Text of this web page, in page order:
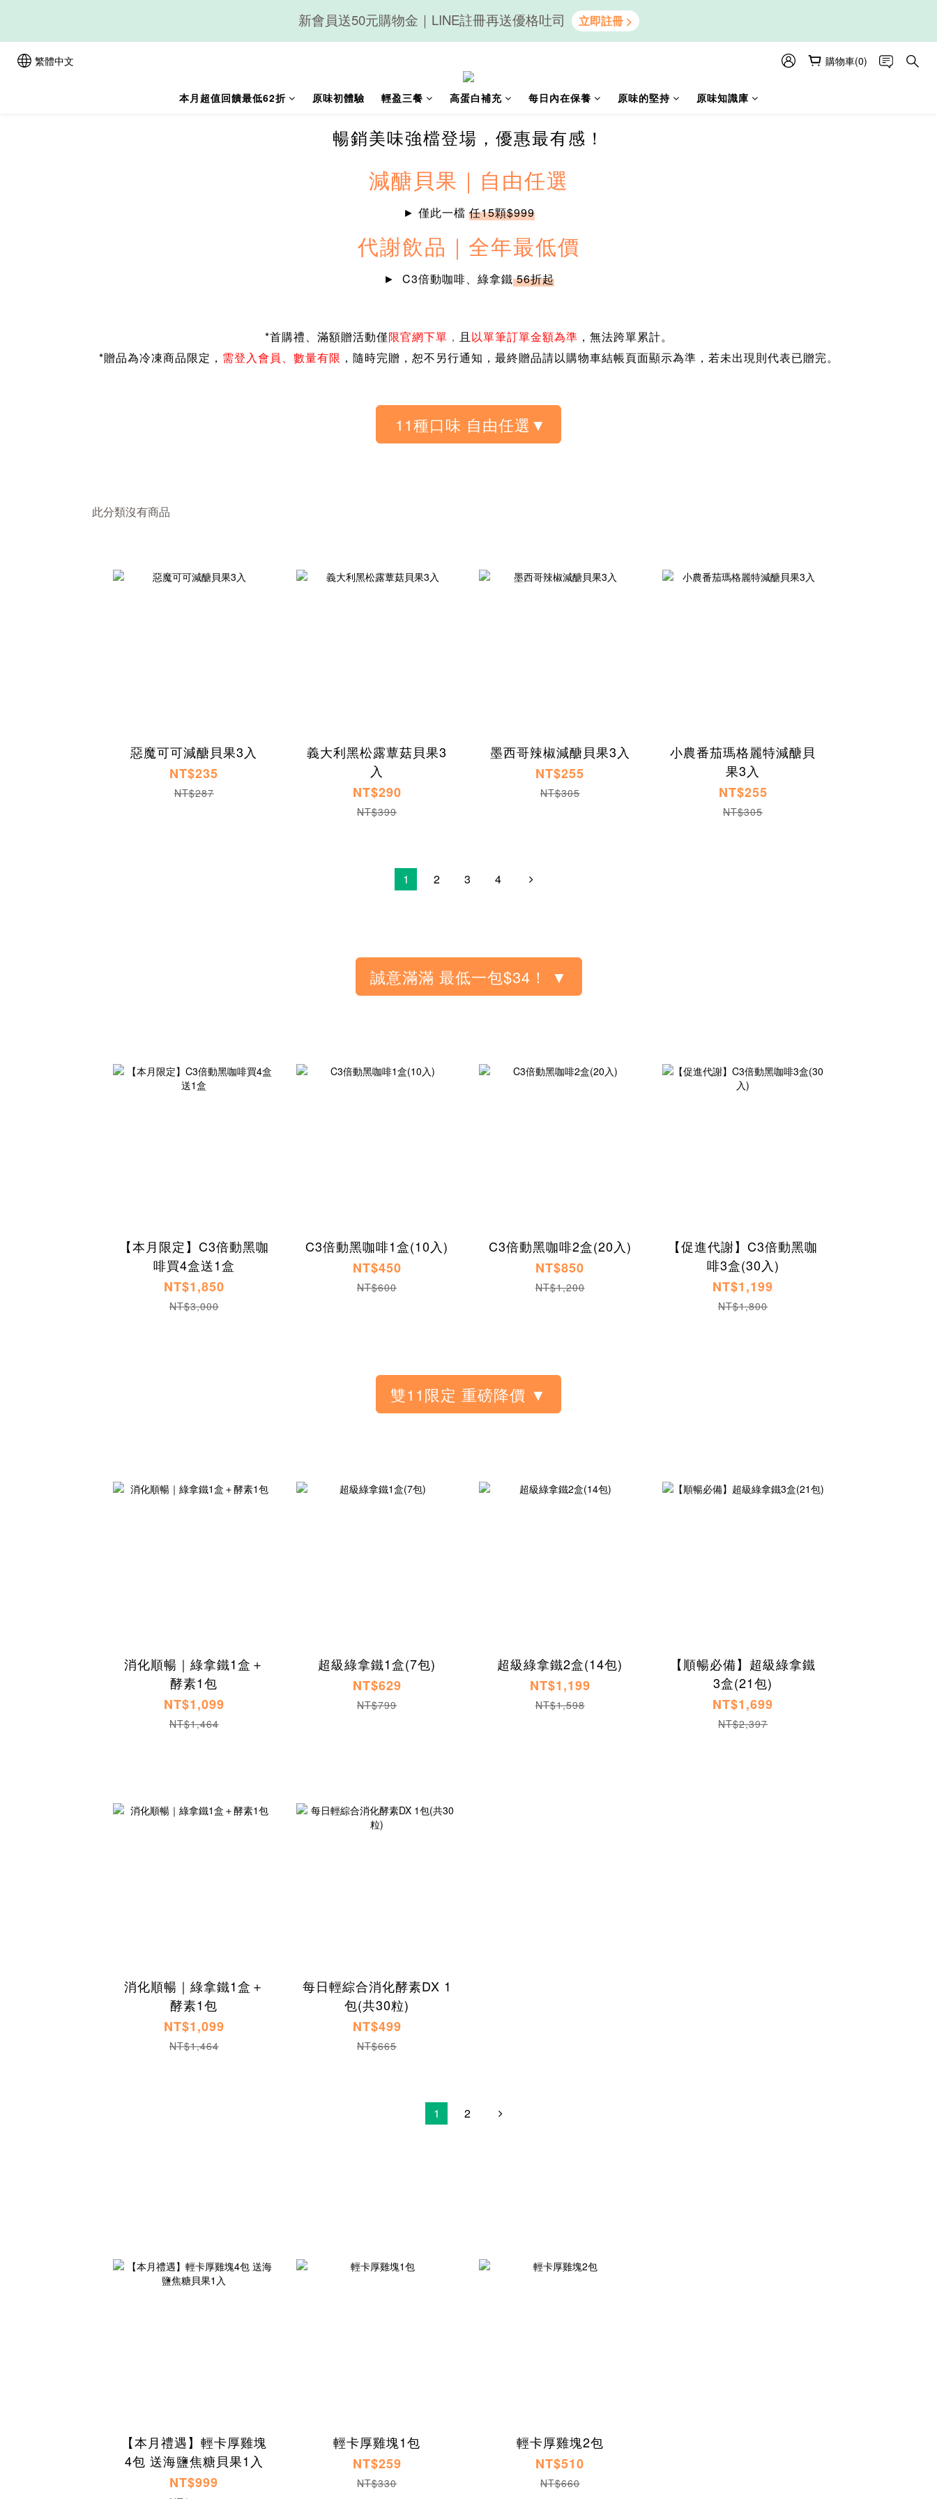
隨心享受｜貝果任選6組$899
新會員送50元購物金｜LINE註冊再送優格吐司
繁體中文 購物車(0)
本月超值回饋最低62折 原味初體驗 輕盈三餐 高蛋白補充 每日內在保養 原味的堅持 原味知識庫
暢銷美味強檔登場，優惠最有感！
減醣貝果｜自由任選
► 僅此一檔 任15顆$999
代謝飲品｜全年最低價
► C3倍動咖啡、綠拿鐵56折起
*首購禮、滿額贈活動僅限官網下單 ， 且 以單筆訂單金額為準 ，無法跨單累計。
*贈品為冷凍商品限定， 需登入會員、 數量有限 ，隨時完贈，恕不另行通知， 最終贈品請以購物車結帳頁面顯示為準，若未出現則代表已贈完。
此分類沒有商品
惡魔可可減醣貝果3入
NT$235
NT$287
義大利黑松露蕈菇貝果3
入
NT$290
NT$399
墨西哥辣椒減醣貝果3入
NT$255
NT$305
小農番茄瑪格麗特減醣貝
果3入
NT$255
NT$305
1 2 3 4
【本月限定】C3倍動黑咖
啡買4盒送1盒
NT$1,850
NT$3,000
C3倍動黑咖啡1盒(10入)
NT$450
NT$600
C3倍動黑咖啡2盒(20入)
NT$850
NT$1,200
【促進代謝】C3倍動黑咖
啡3盒(30入)
NT$1,199
NT$1,800
消化順暢｜綠拿鐵1盒＋
酵素1包
NT$1,099
NT$1,464
超級綠拿鐵1盒(7包)
NT$629
NT$799
超級綠拿鐵2盒(14包)
NT$1,199
NT$1,598
【順暢必備】超級綠拿鐵
3盒(21包)
NT$1,699
NT$2,397
消化順暢｜綠拿鐵1盒＋
酵素1包
NT$1,099
NT$1,464
每日輕綜合消化酵素DX 1
包(共30粒)
NT$499
NT$665
1 2
【本月禮遇】輕卡厚雞塊
4包 送海鹽焦糖貝果1入
NT$999
輕卡厚雞塊1包
NT$259
NT$330
輕卡厚雞塊2包
NT$510
NT$660